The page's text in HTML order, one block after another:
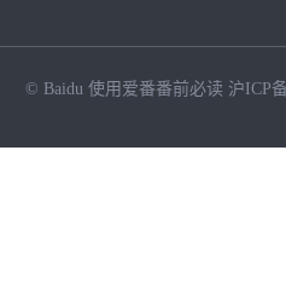
© Baidu 使用爱番番前必读 沪ICP